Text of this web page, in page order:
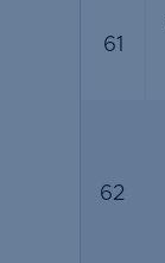
61
62